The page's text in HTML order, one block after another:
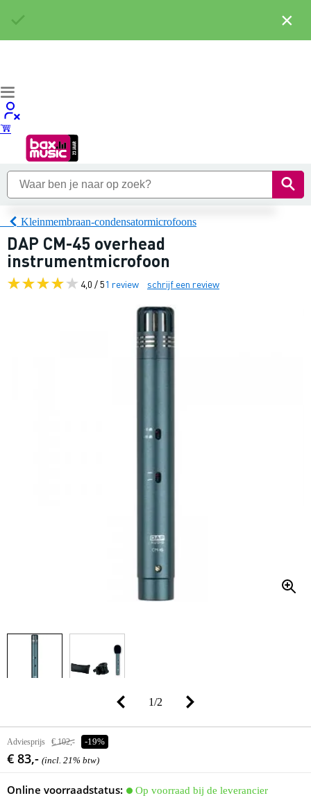
Kleinmembraan-condensatormicrofoons
DAP CM-45 overhead
instrumentmicrofoon
4,0 / 51 review schrijf een review
1/2
Adviesprijs € 102,- -19%
€ 83,- (incl. 21% btw)
Online voorraadstatus:
Op voorraad bij de leverancier
×